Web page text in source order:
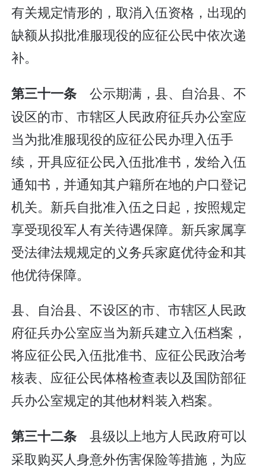
有关规定情形的，取消入伍资格，出现的
缺额从拟批准服现役的应征公民中依次递
补。
第三十一条 公示期满，县、自治县、不
设区的市、市辖区人民政府征兵办公室应
当为批准服现役的应征公民办理入伍手
续，开具应征公民入伍批准书，发给入伍
通知书，并通知其户籍所在地的户口登记
机关。新兵自批准入伍之日起，按照规定
享受现役军人有关待遇保障。新兵家属享
受法律法规规定的义务兵家庭优待金和其
他优待保障。
县、自治县、不设区的市、市辖区人民政
府征兵办公室应当为新兵建立入伍档案，
将应征公民入伍批准书、应征公民政治考
核表、应征公民体格检查表以及国防部征
兵办公室规定的其他材料装入档案。
第三十二条 县级以上地方人民政府可以
采取购买人身意外伤害保险等措施，为应